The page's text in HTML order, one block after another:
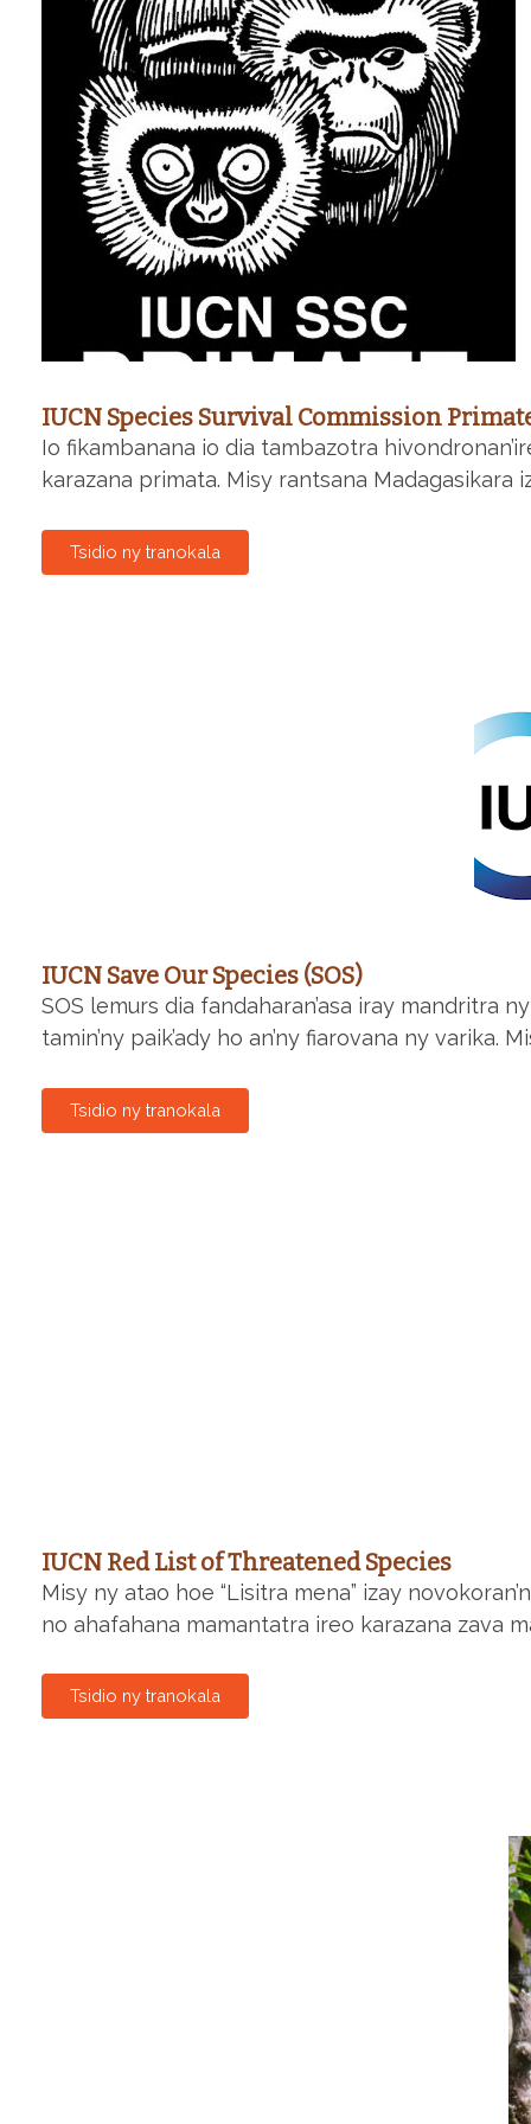
IUCN Species Survival Commission
Io fikambanana io dia tambazotra
karazana primata. Misy rantsana Madagasikara
Tsidio ny tranokala
IUCN Save Our Species (SOS)
SOS lemurs dia fandaharan’asa iray mandritra
tamin’ny paik’ady ho an’ny fiarovana ny
Tsidio ny tranokala
IUCN Red List of Threatened Species
Misy ny atao hoe “Lisitra mena” izay
no ahafahana mamantatra ireo karazana zava
Tsidio ny tranokala